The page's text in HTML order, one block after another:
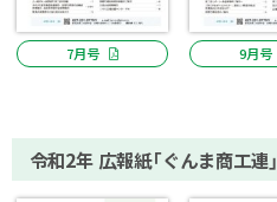
7月号 9月号
令和2年 広報紙「ぐんま商工連」